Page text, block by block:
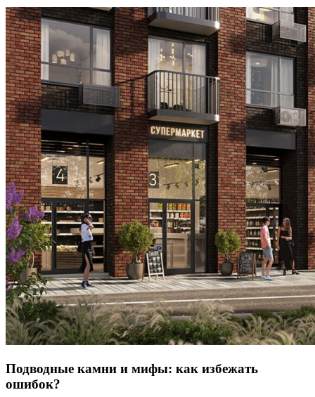
Подводные камни и мифы: как избежать
ошибок?